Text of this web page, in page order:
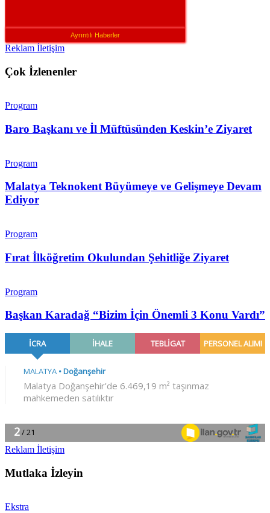
Ayrıntılı Haberler
Reklam İletişim
Çok İzlenenler
Program
Baro Başkanı ve İl Müftüsünden Keskin’e Ziyaret
Program
Malatya Teknokent Büyümeye ve Gelişmeye Devam
Ediyor
Program
Fırat İlköğretim Okulundan Şehitliğe Ziyaret
Program
Başkan Karadağ “Bizim İçin Önemli 3 Konu Vardı”
Reklam İletişim
Mutlaka İzleyin
Ekstra